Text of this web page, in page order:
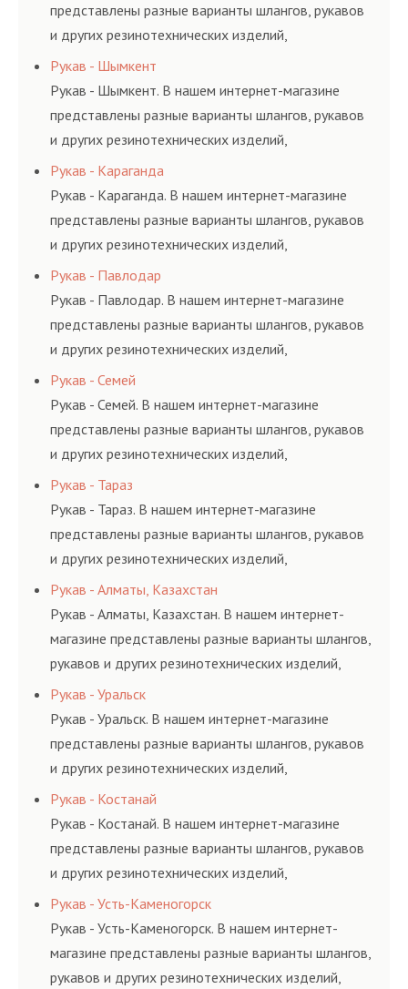
представлены разные варианты шлангов, рукавов
и других резинотехнических изделий,
соответствующих ГОСТам, техническим условиям
и нормативам.
Рукав - Шымкент
Рукав - Шымкент. В нашем интернет-магазине
представлены разные варианты шлангов, рукавов
и других резинотехнических изделий,
соответствующих ГОСТам, техническим условиям
и нормативам.
Рукав - Караганда
Рукав - Караганда. В нашем интернет-магазине
представлены разные варианты шлангов, рукавов
и других резинотехнических изделий,
соответствующих ГОСТам, техническим условиям
и нормативам.
Рукав - Павлодар
Рукав - Павлодар. В нашем интернет-магазине
представлены разные варианты шлангов, рукавов
и других резинотехнических изделий,
соответствующих ГОСТам, техническим условиям
и нормативам.
Рукав - Семей
Рукав - Семей. В нашем интернет-магазине
представлены разные варианты шлангов, рукавов
и других резинотехнических изделий,
соответствующих ГОСТам, техническим условиям
и нормативам.
Рукав - Тараз
Рукав - Тараз. В нашем интернет-магазине
представлены разные варианты шлангов, рукавов
и других резинотехнических изделий,
соответствующих ГОСТам, техническим условиям
и нормативам.
Рукав - Алматы, Казахстан
Рукав - Алматы, Казахстан. В нашем интернет-
магазине представлены разные варианты шлангов,
рукавов и других резинотехнических изделий,
соответствующих ГОСТам, техническим условиям
и нормативам.
Рукав - Уральск
Рукав - Уральск. В нашем интернет-магазине
представлены разные варианты шлангов, рукавов
и других резинотехнических изделий,
соответствующих ГОСТам, техническим условиям
и нормативам.
Рукав - Костанай
Рукав - Костанай. В нашем интернет-магазине
представлены разные варианты шлангов, рукавов
и других резинотехнических изделий,
соответствующих ГОСТам, техническим условиям
и нормативам.
Рукав - Усть-Каменогорск
Рукав - Усть-Каменогорск. В нашем интернет-
магазине представлены разные варианты шлангов,
рукавов и других резинотехнических изделий,